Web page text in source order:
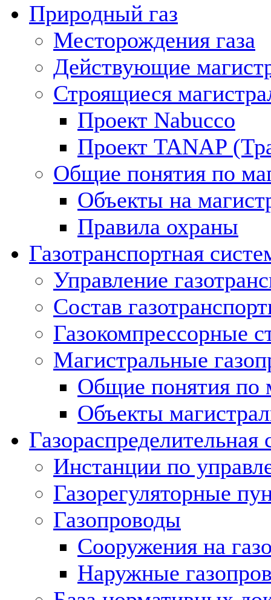
Природный газ
Месторождения газа
Действующие
Строящиеся
Проект Nabucco
Проект TANAP
Общие понятия по
Объекты на
Правила охраны
Газотранспортная
Управление
Состав
Газокомпрессорные
Магистральные
Общие понятия по
Объекты
Газораспределительная
Инстанции по
Газорегуляторные
Газопроводы
Сооружения на
Наружные